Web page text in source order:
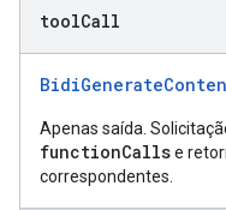
toolCall
Apenas saída.
functionCallse
correspondentes.